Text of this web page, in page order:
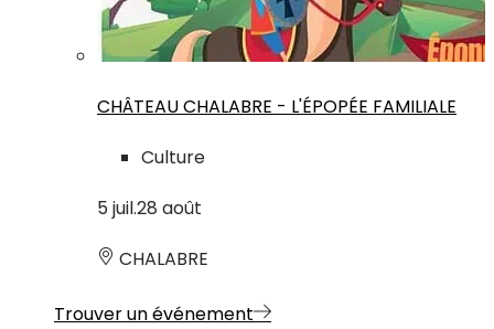
CHÂTEAU CHALABRE - L'ÉPOPÉE FAMILIALE
Culture
5 juil.28 août
CHALABRE
Trouver un événement